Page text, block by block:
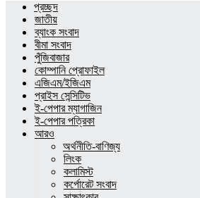
প্রচ্ছদ
জাতীয়
ব্যাংক সংবাদ
বীমা সংবাদ
পুঁজিবাজার
কোম্পানি প্রোফাইল
এজিএম/ইজিএম
প্রাইস সেন্সিটিভ
ই-পেপার ম্যাগাজিন
ই-পেপার পত্রিকা
আরও
অর্থনীতি-বাণিজ্য
লিংক
কলামিস্ট
কর্পোরেট সংবাদ